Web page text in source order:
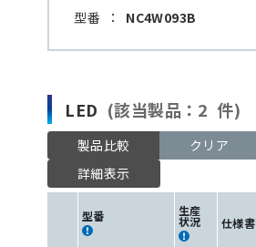
型番 ： NC4W093B
LED (該当製品：2 件)
製品比較
クリア
詳細表示
型番 生産
状況 仕様書